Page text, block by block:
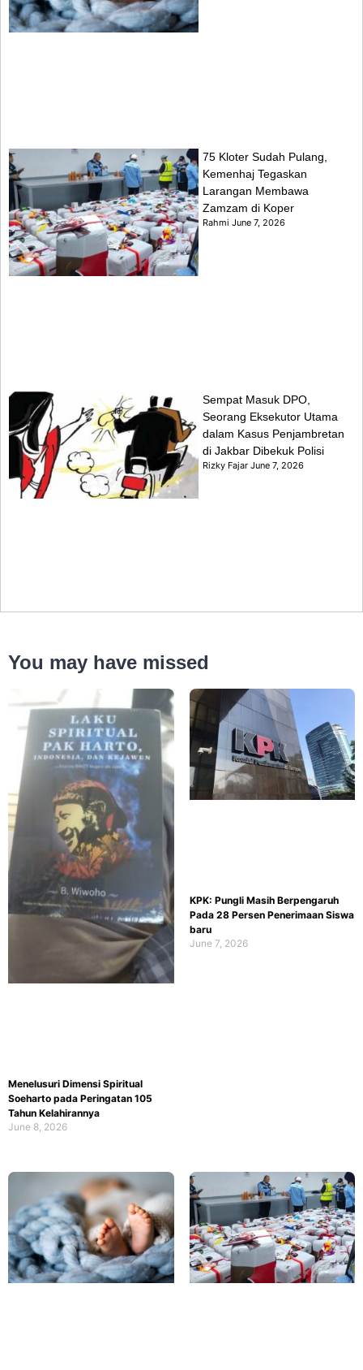
75 Kloter Sudah Pulang,
Kemenhaj Tegaskan
Larangan Membawa
Zamzam di Koper
RahmiJune 7, 2026
Sempat Masuk DPO,
Seorang Eksekutor Utama
dalam Kasus Penjambretan
di Jakbar Dibekuk Polisi
Rizky FajarJune 7, 2026
You may have missed
Menelusuri Dimensi Spiritual
Soeharto pada Peringatan 105
Tahun Kelahirannya
June 8, 2026
KPK: Pungli Masih Berpengaruh
Pada 28 Persen Penerimaan Siswa
baru
June 7, 2026